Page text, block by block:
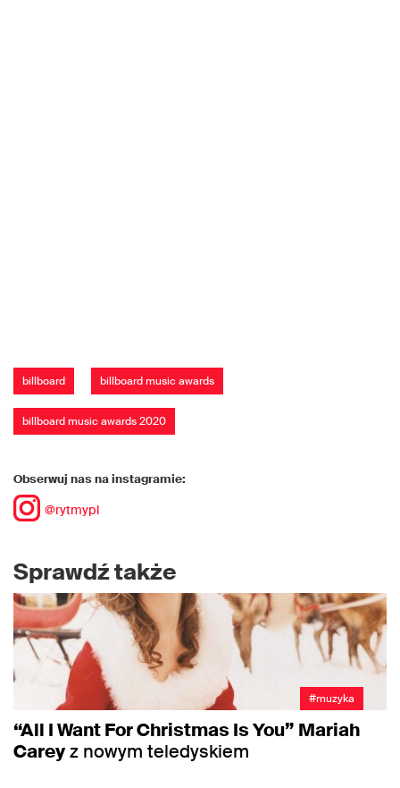
billboard billboard music awards
billboard music awards 2020
Obserwuj nas na instagramie:
@rytmypl
Sprawdź także
#muzyka
“All I Want For Christmas Is You” Mariah
Careyz nowym teledyskiem